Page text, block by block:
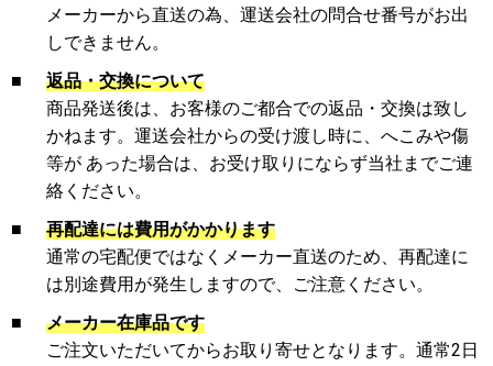
メーカーから直送の為、運送会社の問合せ番号がお出
しできません。
■
返品・交換について
商品発送後は、お客様のご都合での返品・交換は致し
かねます。運送会社からの受け渡し時に、へこみや傷
等が あった場合は、お受け取りにならず当社までご連
絡ください。
■
再配達には費用がかかります
通常の宅配便ではなくメーカー直送のため、再配達に
は別途費用が発生しますので、ご注意ください。
■
メーカー在庫品です
ご注文いただいてからお取り寄せとなります。通常2日